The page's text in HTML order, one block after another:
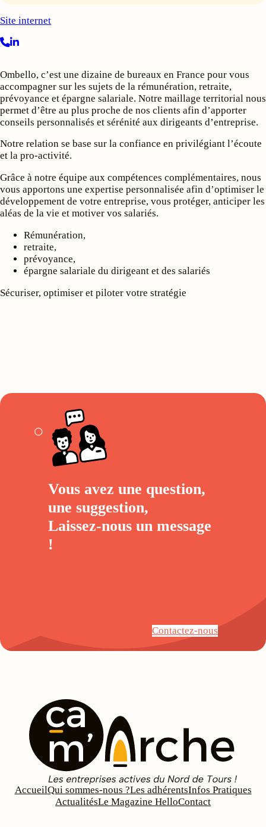
Site internet
Ombello, c’est une dizaine de bureaux en France pour vous
accompagner sur les sujets de la rémunération, retraite,
prévoyance et épargne salariale. Notre maillage territorial nous
permet d’être au plus proche de nos clients afin d’apporter
conseils personnalisés et sérénité aux dirigeants d’entreprise.
Notre relation se base sur la confiance en privilégiant l’écoute
et la pro-activité.
Grâce à notre équipe aux compétences complémentaires, nous
vous apportons une expertise personnalisée afin d’optimiser le
développement de votre entreprise, vous protéger, anticiper les
aléas de la vie et motiver vos salariés.
Rémunération,
retraite,
prévoyance,
épargne salariale du dirigeant et des salariés
Sécuriser, optimiser et piloter votre stratégie
Vous avez une question,
une suggestion,
Laissez-nous un message
!
Contactez-nous
AccueilQui sommes-nous ?Les adhérentsInfos Pratiques
ActualitésLe Magazine HelloContact